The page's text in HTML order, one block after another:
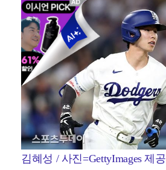
김혜성 / 사진=GettyImages 제공